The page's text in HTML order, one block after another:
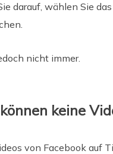
darauf, wählen Sie
nicht immer.
keine
von Facebook auf